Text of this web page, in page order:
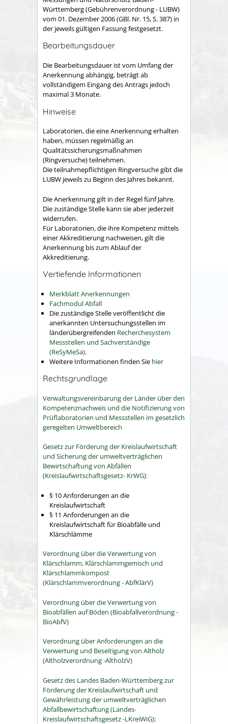
Württemberg (Gebührenverordnung - LUBW)
vom 01. Dezember 2006 (GBl. Nr. 15, S. 387) in
der jeweils gültigen Fassung festgesetzt.
Bearbeitungsdauer
Die Bearbeitungsdauer ist vom Umfang der
Anerkennung abhängig, beträgt ab
vollständigem Eingang des Antrags jedoch
maximal 3 Monate.
Hinweise
Laboratorien, die eine Anerkennung erhalten
haben, müssen regelmäßig an
Qualitätssicherungsmaßnahmen
(Ringversuche) teilnehmen.
Die teilnahmepflichtigen Ringversuche gibt die
LUBW jeweils zu Beginn des Jahres bekannt.
Die Anerkennung gilt in der Regel fünf Jahre.
Die zuständige Stelle kann sie aber jederzeit
widerrufen.
Für Laboratorien, die ihre Kompetenz mittels
einer Akkreditierung nachweisen, gilt die
Anerkennung bis zum Ablauf der
Akkreditierung.
Vertiefende Informationen
Merkblatt Anerkennungen
Fachmodul Abfall
Die zuständige Stelle veröffentlicht die
anerkannten Untersuchungsstellen im
länderübergreifenden Recherchesystem
Messstellen und Sachverständige
(ReSyMeSa).
Weitere Informationen finden Sie hier
Rechtsgrundlage
Verwaltungsvereinbarung der Länder über den
Kompetenznachweis und die Notifizierung von
Prüflaboratorien und Messstellen im gesetzlich
geregelten Umweltbereich
Gesetz zur Förderung der Kreislaufwirtschaft
und Sicherung der umweltverträglichen
Bewirtschaftung von Abfällen
(Kreislaufwirtschaftsgesetz- KrWG):
§ 10 Anforderungen an die
Kreislaufwirtschaft
§ 11 Anforderungen an die
Kreislaufwirtschaft für Bioabfälle und
Klärschlämme
Verordnung über die Verwertung von
Klärschlamm, Klärschlammgemisch und
Klärschlammkompost
(Klärschlammverordnung - AbfKlärV)
Verordnung über die Verwertung von
Bioabfällen auf Böden (Bioabfallverordnung -
BioAbfV)
Verordnung über Anforderungen an die
Verwertung und Beseitigung von Altholz
(Altholzverordnung -AltholzV)
Gesetz des Landes Baden-Württemberg zur
Förderung der Kreislaufwirtschaft und
Gewährleistung der umweltverträglichen
Abfallbewirtschaftung (Landes-
Kreislaufwirtschaftsgesetz -LKreiWiG):